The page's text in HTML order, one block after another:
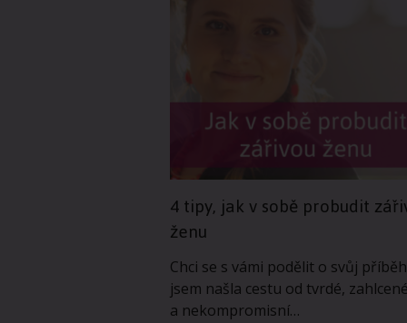
4 tipy, jak v sobě probudit
ženu
Chci se s vámi podělit o svůj
jsem našla cestu od tvrdé,
a nekompromisní…